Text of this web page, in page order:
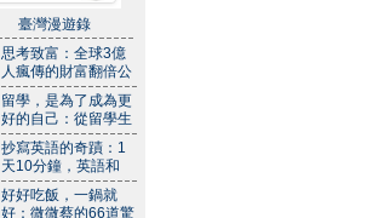
臺灣漫遊錄
思考致富：全球3億
人瘋傳的財富翻倍公
留學，是為了成為更
好的自己：從留學生
抄寫英語的奇蹟：1
天10分鐘，英語和
好好吃飯，一鍋就
好：微微蔡的66道驚